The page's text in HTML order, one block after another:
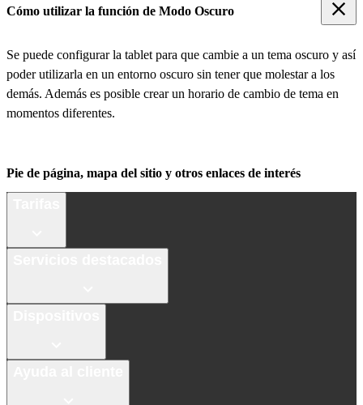
Cómo utilizar la función de Modo Oscuro
Se puede configurar la tablet para que cambie a un tema oscuro y así
poder utilizarla en un entorno oscuro sin tener que molestar a los
demás. Además es posible crear un horario de cambio de tema en
momentos diferentes.
Pie de página, mapa del sitio y otros enlaces de interés